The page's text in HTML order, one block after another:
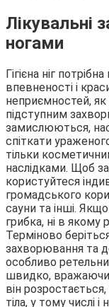
Лікувальні
ногами
Гігієна ніг
впевненості і
неприємностей, як
підступним
замислюються,
спіткати
тільки
наслідками. Щоб
користуйтеся
громадського
сауни та інші.
грибка, ні в якому
Терміново
захворювання та
особливо
швидко, вражаючи
він
тіла, у тому числі